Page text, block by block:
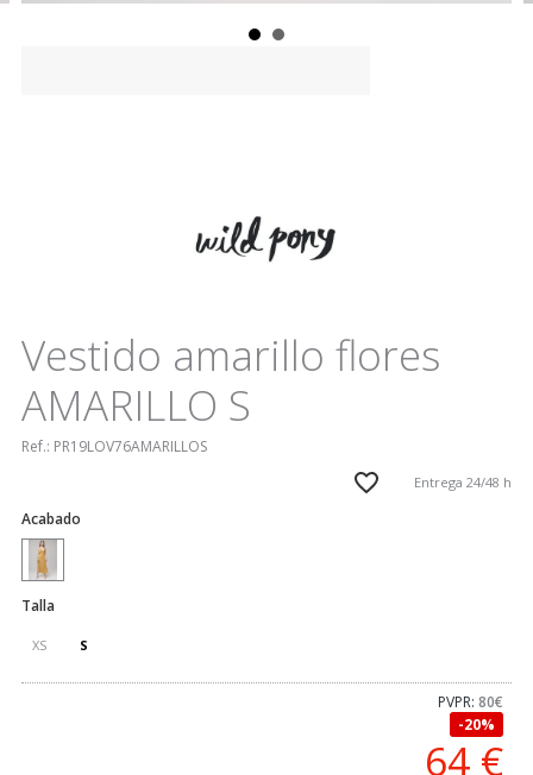
Vestido amarillo flores
AMARILLO S
Ref.: PR19LOV76AMARILLOS
Entrega 24/48 h
Acabado
Talla
XS S
PVPR:80€
20%
64 €